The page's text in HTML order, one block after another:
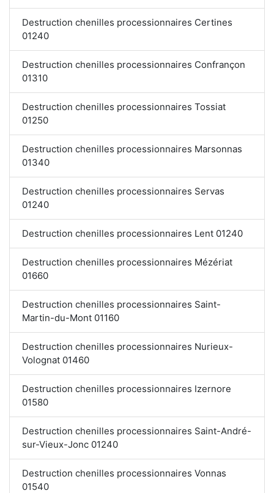
Destruction chenilles processionnaires Certines
01240
Destruction chenilles processionnaires Confrançon
01310
Destruction chenilles processionnaires Tossiat
01250
Destruction chenilles processionnaires Marsonnas
01340
Destruction chenilles processionnaires Servas
01240
Destruction chenilles processionnaires Lent 01240
Destruction chenilles processionnaires Mézériat
01660
Destruction chenilles processionnaires Saint-
Martin-du-Mont 01160
Destruction chenilles processionnaires Nurieux-
Volognat 01460
Destruction chenilles processionnaires Izernore
01580
Destruction chenilles processionnaires Saint-André-
sur-Vieux-Jonc 01240
Destruction chenilles processionnaires Vonnas
01540